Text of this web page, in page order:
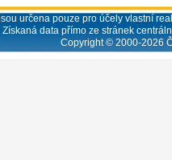
určena pouze pro účely vlastní
Získaná data přímo ze stránek
Copyright © 2000-2026